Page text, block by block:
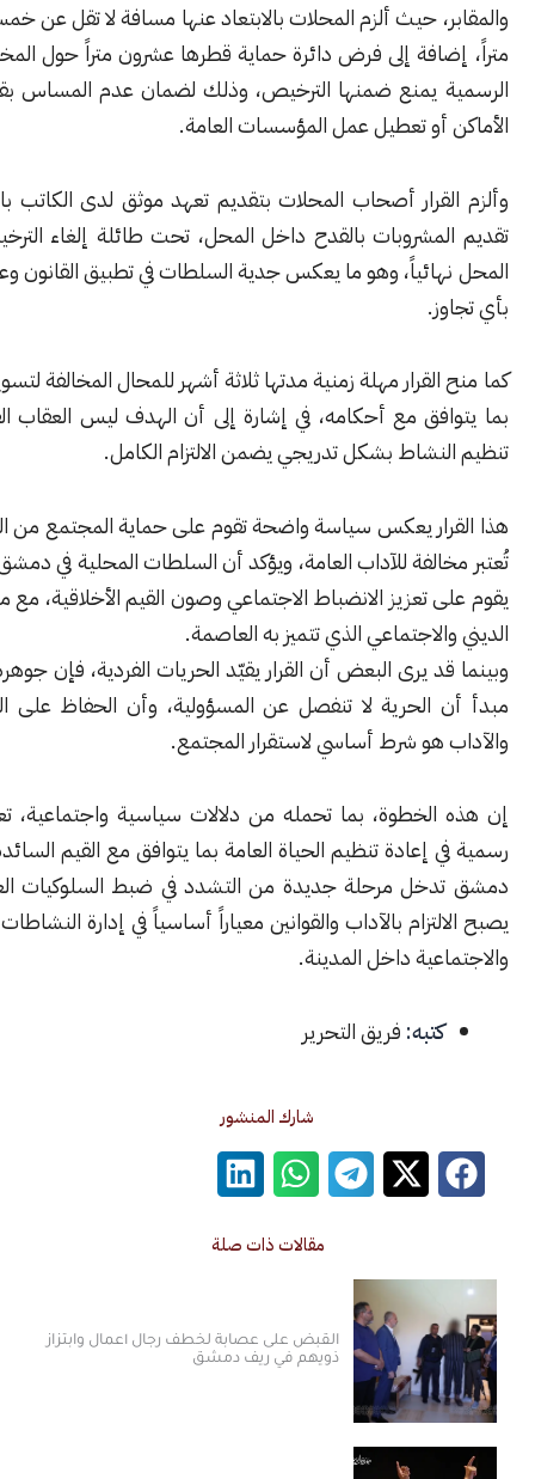
حيث ألزم المحلات بالابتعاد عنها مسافة لا تقل عن خمسة وسبعين
إلى فرض دائرة حماية قطرها عشرون متراً حول المخافر والدوائر
يمنع ضمنها الترخيص، وذلك لضمان عدم المساس بقدسية هذه
أو تعطيل عمل المؤسسات العامة.
أصحاب المحلات بتقديم تعهد موثق لدى الكاتب بالعدل بعدم
بالقدح داخل المحل، تحت طائلة إلغاء الترخيص وإغلاق
وهو ما يعكس جدية السلطات في تطبيق القانون وعدم السماح
مهلة زمنية مدتها ثلاثة أشهر للمحال المخالفة لتسوية أوضاعها
مع أحكامه، في إشارة إلى أن الهدف ليس العقاب الفوري وإنما
بشكل تدريجي يضمن الالتزام الكامل.
يعكس سياسة واضحة تقوم على حماية المجتمع من المظاهر التي
للآداب العامة، ويؤكد أن السلطات المحلية في دمشق تتبنى نهجاً
تعزيز الانضباط الاجتماعي وصون القيم الأخلاقية، مع مراعاة التنوع
الذي تتميز به العاصمة.
يرى البعض أن القرار يقيّد الحريات الفردية، فإن جوهره يقوم على
الحرية لا تنفصل عن المسؤولية، وأن الحفاظ على النظام العام
هو شرط أساسي لاستقرار المجتمع.
بما تحمله من دلالات سياسية واجتماعية، تعكس إرادة
إعادة تنظيم الحياة العامة بما يتوافق مع القيم السائدة، وتؤكد أن
مرحلة جديدة من التشدد في ضبط السلوكيات العامة، حيث
بالآداب والقوانين معياراً أساسياً في إدارة النشاطات الاقتصادية
داخل المدينة.
فريق التحرير
شارك المنشور
مقالات ذات صلة
القبض على عصابة لخطف رجال أعمال وابتزاز
ذويهم في ريف دمشق